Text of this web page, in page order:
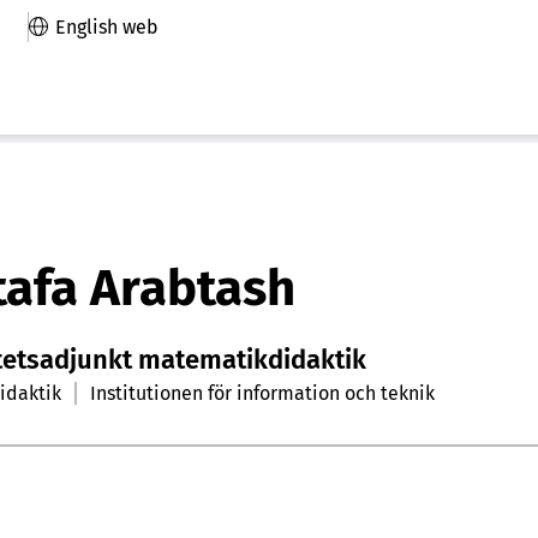
English web
Arabtash
matematikdidaktik
Institutionen för information och teknik